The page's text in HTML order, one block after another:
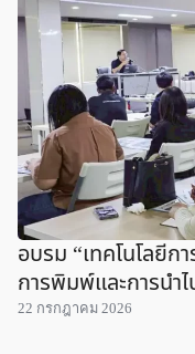
อบรม “เทคโนโลยีก
การพิมพ์และการนำไ
22 กรกฎาคม 2026